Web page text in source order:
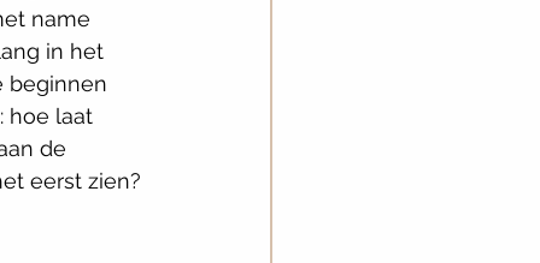
name
in het
beginnen
hoe laat
de
eerst zien?